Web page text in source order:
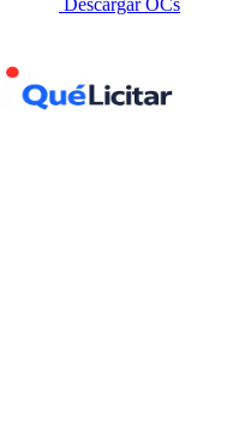
Descargar OCs